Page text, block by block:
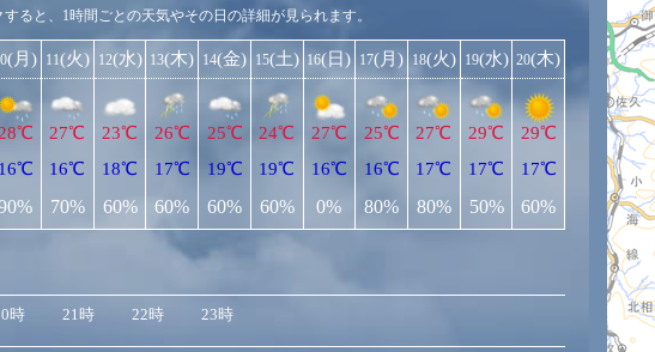
すると、1時間ごとの天気やその日の詳細が見られます。
(月)
28℃
16℃
11(火)
27℃
16℃
70%
12(水)
23℃
18℃
60%
13(木)
26℃
17℃
60%
14(金)
25℃
19℃
60%
15(土)
24℃
19℃
60%
16(日)
27℃
16℃
0%
17(月)
25℃
16℃
80%
18(火)
27℃
17℃
80%
19(水)
29℃
17℃
50%
20(木)
29℃
17℃
60%
時 21時 22時 23時